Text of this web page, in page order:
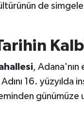
de
, Adana'nın
16. yüzyılda
günümüze